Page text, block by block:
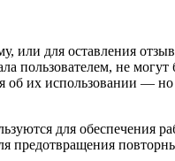
или для оставления
пользователем, не
их использовании —
для обеспечения
предотвращения